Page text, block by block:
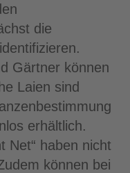
die
Gärtner können
Laien sind
erhältlich.
Net“ haben nicht
können bei